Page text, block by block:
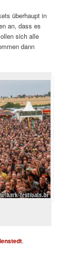
überhaupt in
an, dass es
sich alle
dann
,